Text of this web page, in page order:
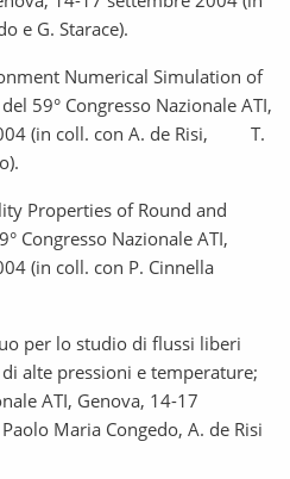
e G. Starace).
Numerical Simulation of
59° Congresso Nazionale ATI,
(in coll. con A. de Risi, T.
Properties of Round and
Congresso Nazionale ATI,
(in coll. con P. Cinnella
per lo studio di flussi liberi
alte pressioni e temperature;
ATI, Genova, 14-17
Maria Congedo, A. de Risi